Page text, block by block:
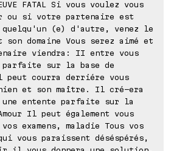
FATAL Si vous voulez vous
ou si votre partenaire est
(e) d'autre, venez le
domaine Vous serez aimé et
viendra: II entre vous
parfaite sur la base de
courra derriére vous
et son maître. Il cré-era
une entente parfaite sur la
Il peut également vous
examens, maladie Tous vos
vous paraissent déséspérés,